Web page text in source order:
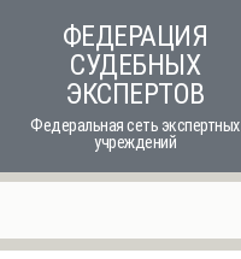
ФЕДЕРАЦИЯ
СУДЕБНЫХ
ЭКСПЕРТОВ
Федеральная сеть экспертных
учреждений